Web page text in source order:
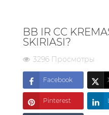
BB IR CC
SKIRIASI?
3296 Просмотры
Facebook
Pinterest